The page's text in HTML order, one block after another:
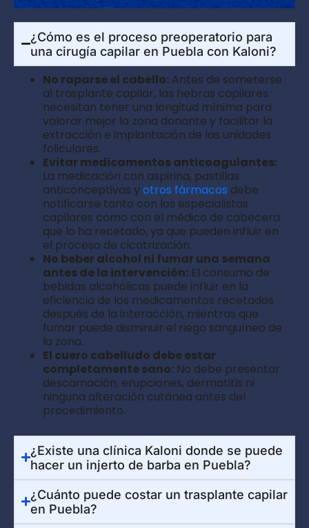
¿Cómo es el proceso preoperatorio para
una cirugía capilar en Puebla con Kaloni?
No raparse el cabello: Antes de someterse
al trasplante capilar, las hebras capilares
necesitan tener una longitud mínima para
valorar mejor la zona donante y facilitar la
extracción e implantación de las unidades
foliculares.
Evitar medicamentos anticoagulantes:
La medicación con aspirina, pastillas
anticonceptivas yotros fármacos debe
notificarse tanto con los especialistas
capilares como con el médico de cabecera
que lo ha recetado, ya que pueden influir en
el proceso de cicatrización.
No beber alcohol ni fumar una semana
antes de la intervención: El consumo de
bebidas alcohólicas puede influir en la
eficiencia de los medicamentos recetados
después de la interacción, mientras que
fumar puede disminuir el riego sanguíneo de
la zona.
El cuero cabelludo debe estar
completamente sano: No debe presentar
descamación, erupciones, dermatitis ni
ninguna alteración cutánea antes del
procedimiento.
¿Existe una clínica Kaloni donde se puede
hacer un injerto de barba en Puebla?
¿Cuánto puede costar un trasplante capilar
en Puebla?